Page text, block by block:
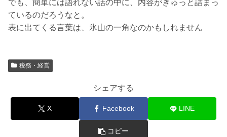
でも、簡単には語れない話の中に、内容がぎゅっと詰まっ
ているのだろうなと。
表に出てくる言葉は、氷山の一角なのかもしれません
税務・経営
シェアする
X Facebook LINE
コピー